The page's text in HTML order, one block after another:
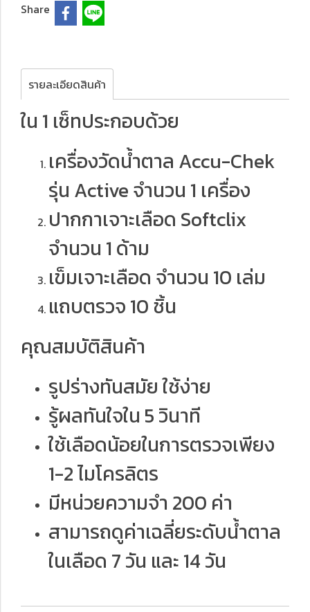
Share
รายละเอียดสินค้า
ใน 1 เซ็ทประกอบด้วย
เครื่องวัดน้ำตาล Accu-Chek
รุ่น Active จำนวน 1 เครื่อง
ปากกาเจาะเลือด Softclix
จำนวน 1 ด้าม
เข็มเจาะเลือด จำนวน 10 เล่ม
แถบตรวจ 10 ชิ้น
คุณสมบัติสินค้า
รูปร่างทันสมัย ใช้ง่าย
รู้ผลทันใจใน 5 วินาที
ใช้เลือดน้อยในการตรวจเพียง
1-2 ไมโครลิตร
มีหน่วยความจำ 200 ค่า
สามารถดูค่าเฉลี่ยระดับน้ำตาล
ในเลือด 7 วัน และ 14 วัน